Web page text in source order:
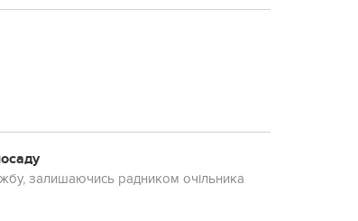
залишаючись радником очільника